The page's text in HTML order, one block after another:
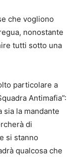
che vogliono
nonostante
tutti sotto una
particolare a
Antimafia”:
sia la mandante
di
si stanno
qualcosa che